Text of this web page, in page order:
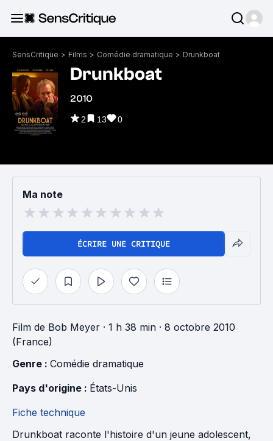
SensCritique > Films > Comédie dramatique > Drunkboat
Drunkboat
2010
2 13 0
Ma note
ÉCRIRE UNE CRITIQUE
Film de Bob Meyer · 1 h 38 min · 8 octobre 2010
(France)
Genre : Comédie dramatique
Pays d'origine : États-Unis
Fiche technique
Drunkboat raconte l'histoire d'un jeune adolescent,